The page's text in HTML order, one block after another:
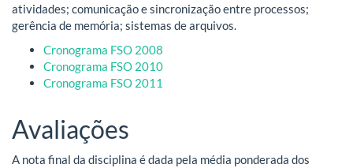
atividades; comunicação e sincronização entre processos;
gerência de memória; sistemas de arquivos.
Cronograma FSO 2008
Cronograma FSO 2010
Cronograma FSO 2011
Avaliações
A nota final da disciplina é dada pela média ponderada dos